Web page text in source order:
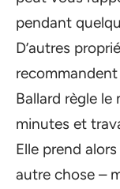
pendant
D’autres
Ballard règle
minutes et
Elle prend
autre chose –